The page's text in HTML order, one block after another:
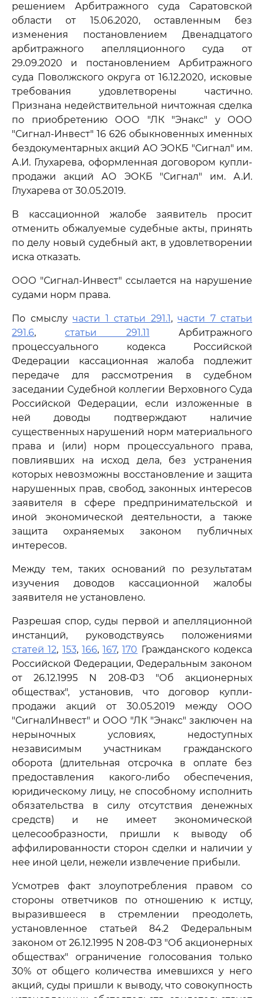
решением Арбитражного суда Саратовской
области от 15.06.2020, оставленным без
изменения постановлением Двенадцатого
арбитражного апелляционного суда от
29.09.2020 и постановлением Арбитражного
суда Поволжского округа от 16.12.2020, исковые
требования удовлетворены частично.
Признана недействительной ничтожная сделка
по приобретению ООО "ЛК "Энакс" у ООО
"Сигнал-Инвест" 16 626 обыкновенных именных
бездокументарных акций АО ЭОКБ "Сигнал" им.
А.И. Глухарева, оформленная договором купли-
продажи акций АО ЭОКБ "Сигнал" им. А.И.
Глухарева от 30.05.2019.
В кассационной жалобе заявитель просит
отменить обжалуемые судебные акты, принять
по делу новый судебный акт, в удовлетворении
иска отказать.
ООО "Сигнал-Инвест" ссылается на нарушение
судами норм права.
По смыслу части 1 статьи 291.1, части 7 статьи
291.6,статьи 291.11 Арбитражного
процессуального кодекса Российской
Федерации кассационная жалоба подлежит
передаче для рассмотрения в судебном
заседании Судебной коллегии Верховного Суда
Российской Федерации, если изложенные в
ней доводы подтверждают наличие
существенных нарушений норм материального
права и (или) норм процессуального права,
повлиявших на исход дела, без устранения
которых невозможны восстановление и защита
нарушенных прав, свобод, законных интересов
заявителя в сфере предпринимательской и
иной экономической деятельности, а также
защита охраняемых законом публичных
интересов.
Между тем, таких оснований по результатам
изучения доводов кассационной жалобы
заявителя не установлено.
Разрешая спор, суды первой и апелляционной
инстанций, руководствуясь положениями
статей 12, 153, 166,167,170 Гражданского кодекса
Российской Федерации, Федеральным законом
от 26.12.1995 N 208-ФЗ "Об акционерных
обществах", установив, что договор купли-
продажи акций от 30.05.2019 между ООО
"СигналИнвест" и ООО "ЛК "Энакс" заключен на
нерыночных условиях, недоступных
независимым участникам гражданского
оборота (длительная отсрочка в оплате без
предоставления какого-либо обеспечения,
юридическому лицу, не способному исполнить
обязательства в силу отсутствия денежных
средств) и не имеет экономической
целесообразности, пришли к выводу об
аффилированности сторон сделки и наличии у
нее иной цели, нежели извлечение прибыли.
Усмотрев факт злоупотребления правом со
стороны ответчиков по отношению к истцу,
выразившееся в стремлении преодолеть,
установленное статьей 84.2 Федеральным
законом от 26.12.1995 N 208-ФЗ "Об акционерных
обществах" ограничение голосования только
30% от общего количества имевшихся у него
акций, суды пришли к выводу, что совокупность